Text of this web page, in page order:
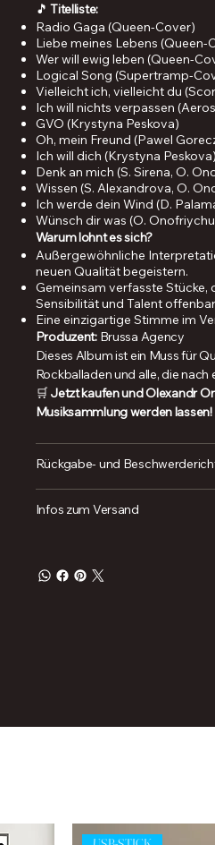
🎵Titelliste:
Radio Gaga (Queen-Cover)
Liebe meines Lebens (Queen-
Wer will ewig leben (Queen-
Logical Song (Supertramp-
Vielleicht ich, vielleicht du
Ich will nichts verpassen
GVO (Krystyna Peskova)
Oh, mein Freund (Pawel
Ich will dich (Krystyna Peskova)
Denk an mich (S. Sirena, O.
Wissen (S. Alexandrova, O.
Ich werde dein Wind (D.
Wünsch dir was (O.
Warum lohnt es sich?
Außergewöhnliche
neuen Qualität begeistern.
Gemeinsam verfasste Stücke,
Sensibilität und Talent
Eine einzigartige Stimme im
Produzent:Brussa Agency
Dieses Album ist ein Muss für
Rockballaden und alle, die
🛒 Jetzt kaufen und Olexandr
Musiksammlung werden lassen!
Rückgabe- und
Infos zum Versand